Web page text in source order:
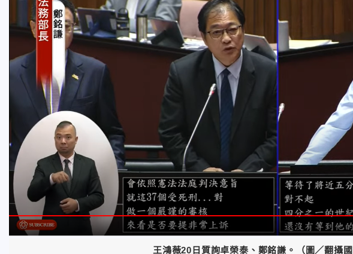
王鴻薇20日質詢卓榮泰、鄭銘謙。（圖／翻攝國